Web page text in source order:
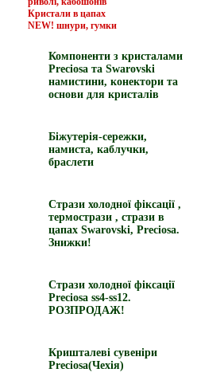
Кристали в цапах
NEW! шнури, гумки
Компоненти з кристалами
Preciosa та Swarovski
намистини, конектори та
основи для кристалів
Біжутерія-сережки,
намиста, каблучки,
браслети
Стрази холодної фіксації ,
термострази , стрази в
цапах Swarovski, Preciosa.
Знижки!
Стрази холодної фіксації
Preciosa ss4-ss12.
РОЗПРОДАЖ!
Кришталеві сувеніри
Preciosa(Чехія)